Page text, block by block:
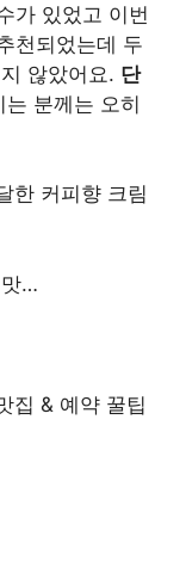
가 있었고 이번
천되었는데 두
않았어요. 단
는 분께는 오히
한 커피향 크림
맛…